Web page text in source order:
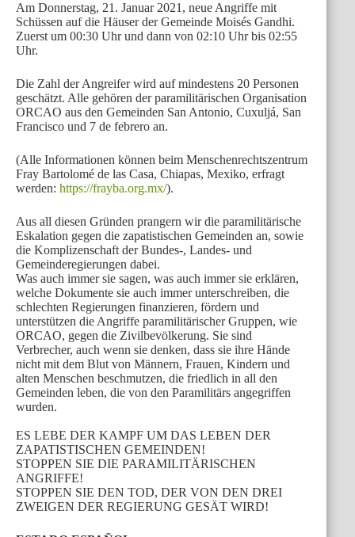
Am Donnerstag, 21. Januar 2021, neue Angriffe mit
Schüssen auf die Häuser der Gemeinde Moisés Gandhi.
Zuerst um 00:30 Uhr und dann von 02:10 Uhr bis 02:55
Uhr.
Die Zahl der Angreifer wird auf mindestens 20 Personen
geschätzt. Alle gehören der paramilitärischen Organisation
ORCAO aus den Gemeinden San Antonio, Cuxuljá, San
Francisco und 7 de febrero an.
(Alle Informationen können beim Menschenrechtszentrum
Fray Bartolomé de las Casa, Chiapas, Mexiko, erfragt
werden: https://frayba.org.mx/).
Aus all diesen Gründen prangern wir die paramilitärische
Eskalation gegen die zapatistischen Gemeinden an, sowie
die Komplizenschaft der Bundes-, Landes- und
Gemeinderegierungen dabei.
Was auch immer sie sagen, was auch immer sie erklären,
welche Dokumente sie auch immer unterschreiben, die
schlechten Regierungen finanzieren, fördern und
unterstützen die Angriffe paramilitärischer Gruppen, wie
ORCAO, gegen die Zivilbevölkerung. Sie sind
Verbrecher, auch wenn sie denken, dass sie ihre Hände
nicht mit dem Blut von Männern, Frauen, Kindern und
alten Menschen beschmutzen, die friedlich in all den
Gemeinden leben, die von den Paramilitärs angegriffen
wurden.
ES LEBE DER KAMPF UM DAS LEBEN DER
ZAPATISTISCHEN GEMEINDEN!
STOPPEN SIE DIE PARAMILITÄRISCHEN
ANGRIFFE!
STOPPEN SIE DEN TOD, DER VON DEN DREI
ZWEIGEN DER REGIERUNG GESÄT WIRD!